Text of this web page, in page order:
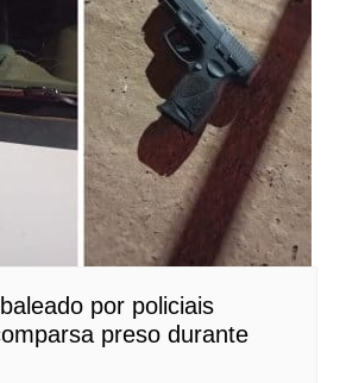
por policiais
preso durante